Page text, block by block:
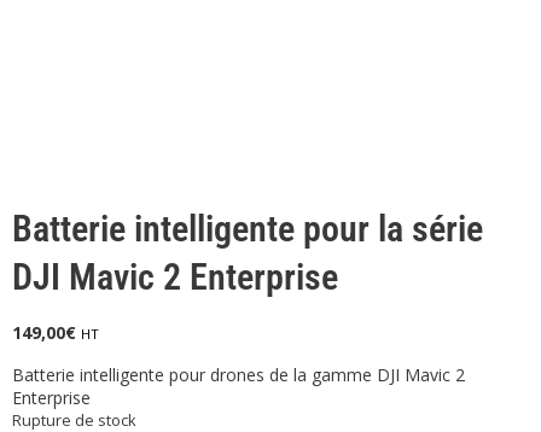
Batterie intelligente pour la série
DJI Mavic 2 Enterprise
149,00€ HT
Batterie intelligente pour drones de la gamme DJI Mavic 2
Enterprise
Rupture de stock